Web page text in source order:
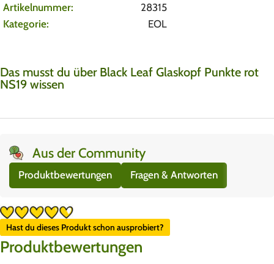
Artikelnummer:
28315
Kategorie:
EOL
Das musst du über Black Leaf Glaskopf Punkte rot
NS19 wissen
Aus der Community
Produktbewertungen Fragen & Antworten
Hast du dieses Produkt schon ausprobiert?
Produktbewertungen